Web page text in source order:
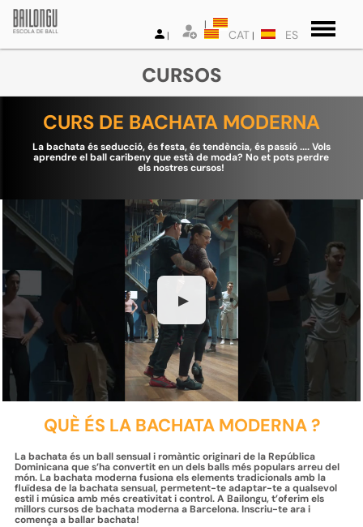
CAT ES
CURSOS
CURS DE BACHATA MODERNA
La bachata és seducció, és festa, és tendència, és passió .... Vols
aprendre el ball caribeny que està de moda? No et pots perdre
els nostres cursos!
▶
QUÈ ÉS LA BACHATA MODERNA ?
La bachata és un ball sensual i romàntic originari de la República
Dominicana que s’ha convertit en un dels balls més populars arreu del
món. La bachata moderna fusiona els elements tradicionals amb la
fluïdesa de la bachata sensual, permetent-te adaptar-te a qualsevol
estil i música amb més creativitat i control. A Bailongu, t’oferim els
millors cursos de bachata moderna a Barcelona. Inscriu-te ara i
comença a ballar bachata!